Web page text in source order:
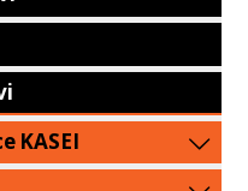
KASEI